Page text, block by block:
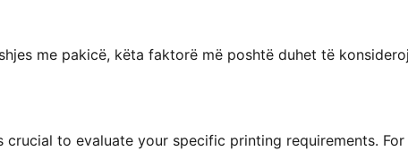
me pakicë, këta faktorë më poshtë duhet të
crucial to evaluate your specific printing requirements. For